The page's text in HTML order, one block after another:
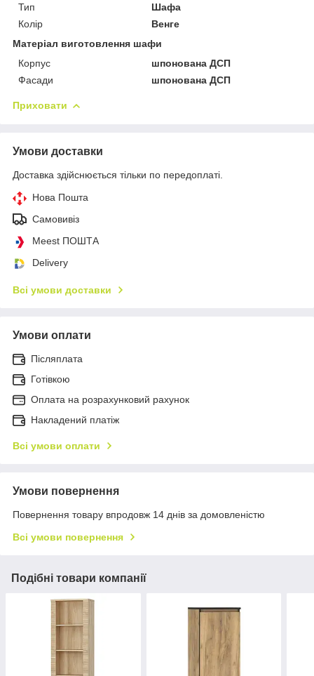
Тип
Шафа
Колір
Венге
Матеріал виготовлення шафи
Корпус
шпонована ДСП
Фасади
шпонована ДСП
Приховати
Умови доставки
Доставка здійснюється тільки по передоплаті.
Нова Пошта
Самовивіз
Meest ПОШТА
Delivery
Всі умови доставки
Умови оплати
Післяплата
Готівкою
Оплата на розрахунковий рахунок
Накладений платіж
Всі умови оплати
Умови повернення
Повернення товару впродовж 14 днів за домовленістю
Всі умови повернення
Подібні товари компанії